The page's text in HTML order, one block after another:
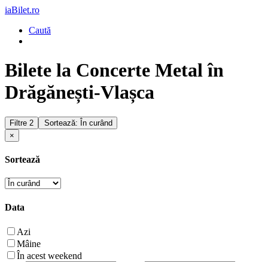
iaBilet.ro
Caută
Bilete la Concerte Metal în
Drăgănești-Vlașca
Filtre 2
Sortează: În curând
×
Sortează
Data
Azi
Mâine
În acest weekend